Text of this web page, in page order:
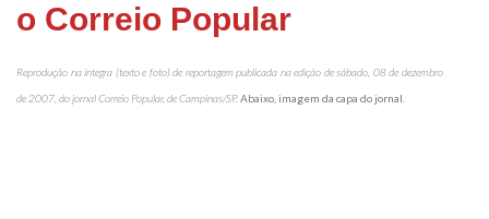
o Correio Popular
Reprodução na íntegra (texto e foto) de reportagem publicada na edição de sábado, 08 de dezembro
de 2007, do jornal Correio Popular, de Campinas/SP.Abaixo, imagem da capa do jornal.